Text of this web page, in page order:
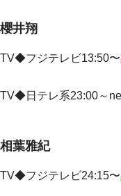
櫻井翔
TV◆フジテレビ13:50〜
TV◆日テレ系23:00～
相葉雅紀
TV◆フジテレビ24:15〜